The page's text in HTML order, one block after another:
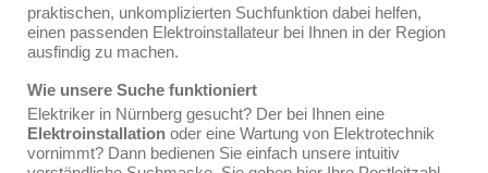
praktischen, unkomplizierten Suchfunktion dabei helfen,
einen passenden Elektroinstallateur bei Ihnen in der Region
ausfindig zu machen.
Wie unsere Suche funktioniert
Elektriker in Nürnberg gesucht? Der bei Ihnen eine
Elektroinstallation oder eine Wartung von Elektrotechnik
vornimmt? Dann bedienen Sie einfach unsere intuitiv